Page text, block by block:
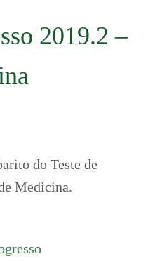
2019.2 –
do Teste de
Medicina.